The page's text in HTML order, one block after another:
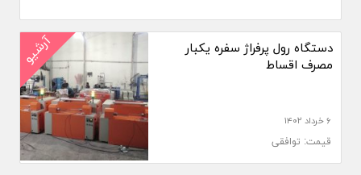
آرشیو
دستگاه رول پرفراژ سفره یکبار
مصرف اقساط
۶ خرداد ۱۴۰۲
قیمت: توافقی